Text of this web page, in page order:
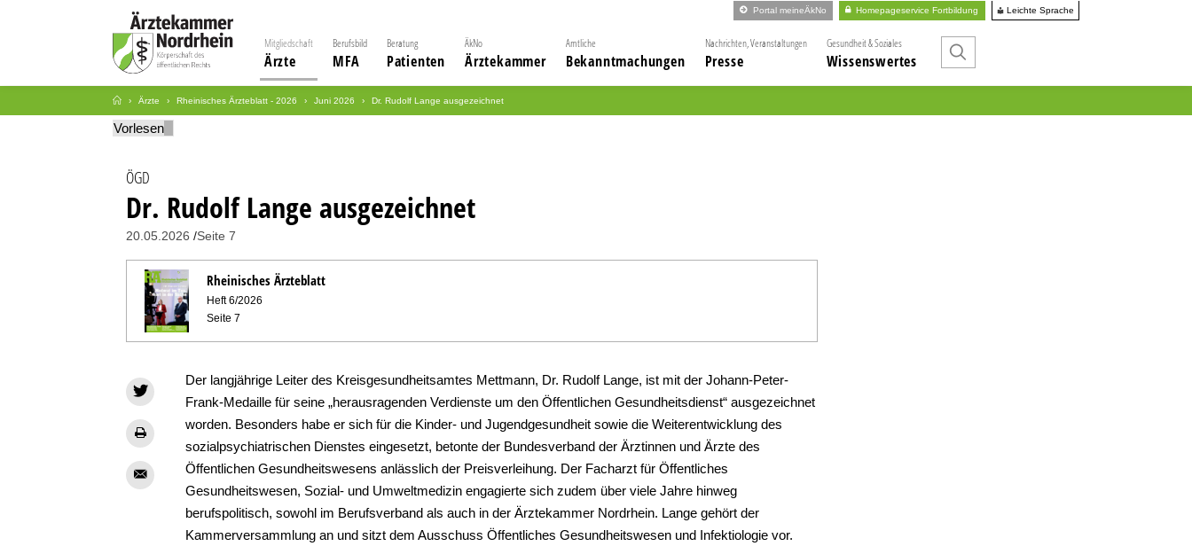
Portal meineÄkNo Homepageservice Fortbildung Leichte Sprache
Mitgliedschaft
Ärzte
Berufsbild
MFA
Beratung
Patienten
ÄkNo
Ärztekammer
Amtliche
Bekanntmachungen
Nachrichten, Veranstaltungen
Presse
Gesundheit & Soziales
Wissenswertes
Ärzte Rheinisches Ärzteblatt - 2026 Juni 2026 Dr. Rudolf Lange ausgezeichnet
Vorlesen
ÖGD
Dr. Rudolf Lange ausgezeichnet
20.05.2026 Seite 7
Rheinisches Ärzteblatt
Heft 6/2026
Seite 7
Der langjährige Leiter des Kreisgesundheitsamtes Mettmann, Dr. Rudolf Lange, ist mit der Johann-Peter-
Frank-Medaille für seine „herausragenden Verdienste um den Öffentlichen Gesundheitsdienst“ ausgezeichnet
worden. Besonders habe er sich für die Kinder- und Jugendgesundheit sowie die Weiterentwicklung des
sozialpsychiatrischen Dienstes eingesetzt, betonte der Bundesverband der Ärztinnen und Ärzte des
Öffentlichen Gesundheitswesens anlässlich der Preisverleihung. Der Facharzt für Öffentliches
Gesundheitswesen, Sozial- und Umweltmedizin engagierte sich zudem über viele Jahre hinweg
berufspolitisch, sowohl im Berufsverband als auch in der Ärztekammer Nordrhein. Lange gehört der
Kammerversammlung an und sitzt dem Ausschuss Öffentliches Gesundheitswesen und Infektiologie vor.